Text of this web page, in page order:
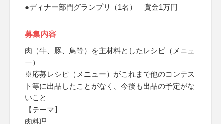
●ディナー部門グランプリ（1名） 賞金1万円
募集内容
肉（牛、豚、鳥等）を主材料としたレシピ（メニュ
ー）
※応募レシピ（メニュー）がこれまで他のコンテス
ト等に出品したことがなく、今後も出品の予定がな
いこと
【テーマ】
肉料理